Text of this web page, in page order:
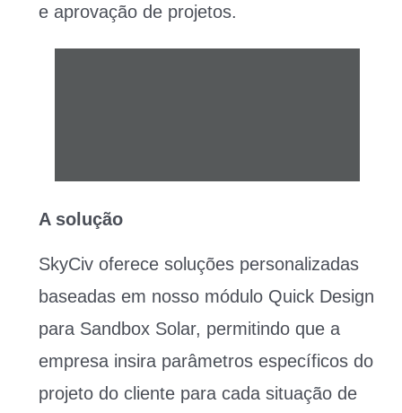
e aprovação de projetos.
A solução
SkyCiv oferece soluções personalizadas
baseadas em nosso módulo Quick Design
para Sandbox Solar, permitindo que a
empresa insira parâmetros específicos do
projeto do cliente para cada situação de